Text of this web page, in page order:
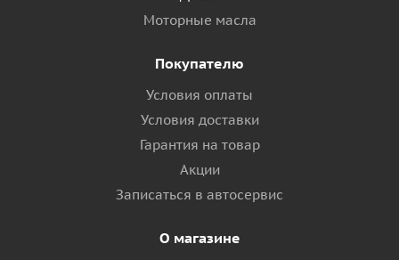
Моторные масла
Покупателю
Условия оплаты
Условия доставки
Гарантия на товар
Акции
Записаться в автосервис
О магазине